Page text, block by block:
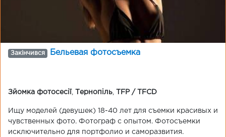
Закінчився Бельевая фотосъемка
Зйомка фотосесії Тернопіль TFP / TFCD
Ищу моделей (девушек) 18-40 лет для съемки красивых и
чувственных фото. Фотограф с опытом. Фотосъемки
исключительно для портфолио и саморазвития.